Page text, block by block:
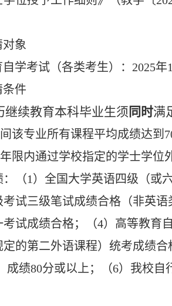
象
学考试（各类考生）：2025
条件
继续教育本科毕业生须 同时满
该专业所有课程平均成绩达到
限内通过学校指定的学士学
（1）全国大学英语四级（或
试三级笔试成绩合格（非英
考试成绩合格；（4）高等教育
定的第二外语课程）统考成绩
成绩80分或以上；（6）我校